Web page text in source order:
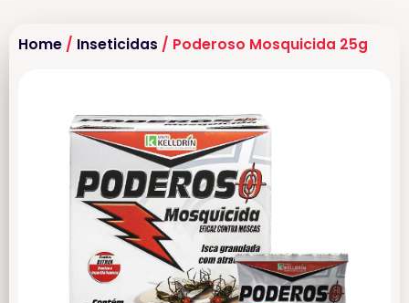
Home / Inseticidas / Poderoso Mosquicida 25g